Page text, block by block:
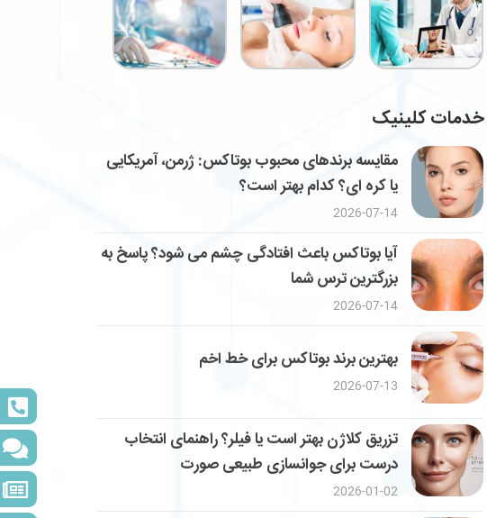
خدمات کلینیک
مقایسه برندهای محبوب بوتاکس: ژرمن، آمریکایی
یا کره ای؟ کدام بهتر است؟
2026-07-14
آیا بوتاکس باعث افتادگی چشم می شود؟ پاسخ به
بزرگترین ترس شما
2026-07-14
بهترین برند بوتاکس برای خط اخم
2026-07-13
تزریق کلاژن بهتر است یا فیلر؟ راهنمای انتخاب
درست برای جوانسازی طبیعی صورت
2026-01-02